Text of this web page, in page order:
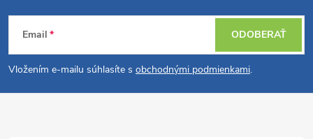
Z
á
p
Email
Vložením e-mailu súhlasíte s obchodnými podmienkami.
ODOBERAŤ